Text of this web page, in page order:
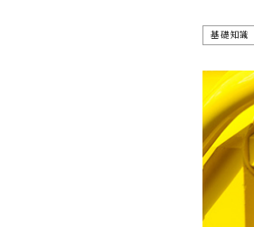
基礎知識